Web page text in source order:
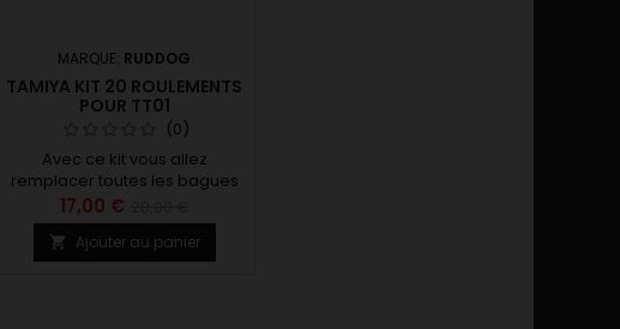
MARQUE: RUDDOG
TAMIYA KIT 20 ROULEMENTS
POUR TT01
(0)
Avec ce kit vous allez
remplacer toutes les bagues
bronze et plastique de votre
châssis par des roulements.
Amélioration du jeu, de la roue
libre....des perfs quoi !!
17,00 €
 Ajouter au panier